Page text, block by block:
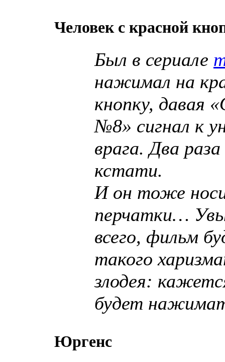
Человек с красной
Был в сериале
нажимал на
кнопку, давая
№8» сигнал к
врага. Два
кстати.
И он тоже
перчатки…
всего, фильм
такого
злодея:
будет
Юргенс